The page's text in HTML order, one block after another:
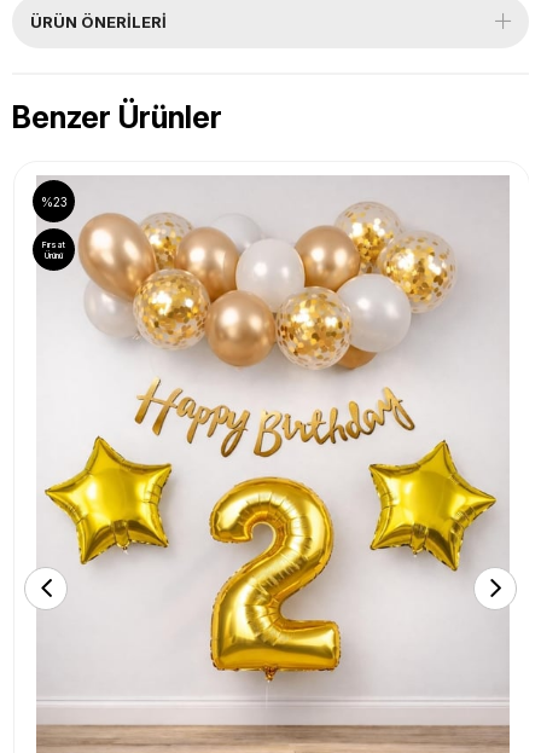
ÜRÜN ÖNERILERI
Benzer Ürünler
%23
Fırsat
Ürünü